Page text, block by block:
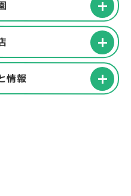
情報